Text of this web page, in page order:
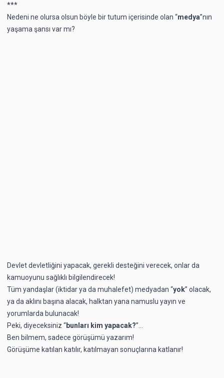
***
Nedeni ne olursa olsun böyle bir tutum içerisinde olan “medya”nın
yaşama şansı var mı?
Devlet devletliğini yapacak, gerekli desteğini verecek, onlar da
kamuoyunu sağlıklı bilgilendirecek!
Tüm yandaşlar (iktidar ya da muhalefet) medyadan “yok” olacak,
ya da aklını başına alacak, halktan yana namuslu yayın ve
yorumlarda bulunacak!
Peki, diyeceksiniz “bunları kim yapacak?”...
Ben bilmem, sadece görüşümü yazarım!
Görüşüme katılan katılır, katılmayan sonuçlarına katlanır!